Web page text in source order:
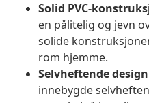
Solid PVC-
en pålitelig og jevn
solide
rom hjemme.
Selvheftende
innebygde